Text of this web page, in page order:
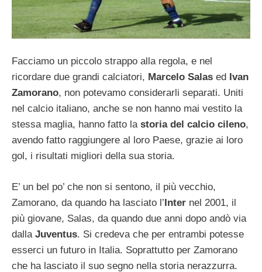
Facciamo un piccolo strappo alla regola, e nel
ricordare due grandi calciatori, Marcelo Salas ed
Ivan
Zamorano, non potevamo considerarli separati. Uniti
nel calcio italiano, anche se non hanno mai vestito la
stessa maglia, hanno fatto la storia del calcio cileno,
avendo fatto raggiungere al loro Paese, grazie ai loro
gol, i risultati migliori della sua storia.
E’ un bel po’ che non si sentono, il più vecchio,
Zamorano, da quando ha lasciato l’Inter nel 2001, il
più giovane, Salas, da quando due anni dopo andò via
dalla Juventus. Si credeva che per entrambi potesse
esserci un futuro in Italia. Soprattutto per Zamorano
che ha lasciato il suo segno nella storia nerazzurra.